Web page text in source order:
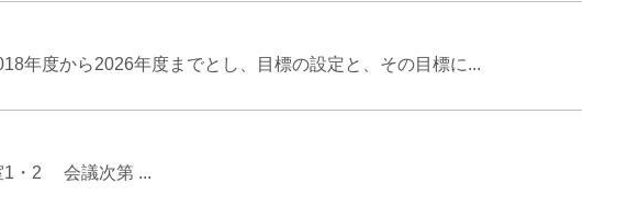
年度から2026年度までとし、目標の設定と、その目標に...
1・2 会議次第 ...